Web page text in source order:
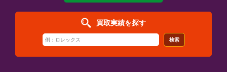
買取実績を探す
検索